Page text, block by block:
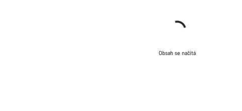
Obsah se načítá